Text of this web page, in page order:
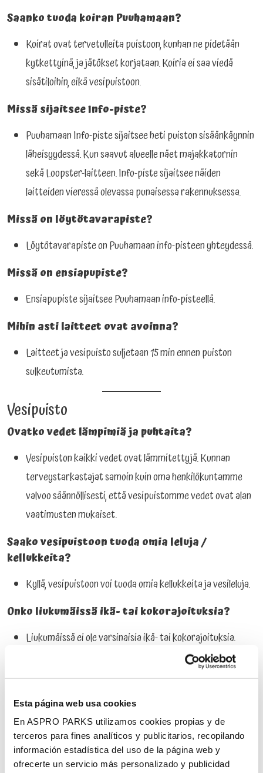
Esta página web usa cookies
En ASPRO PARKS utilizamos cookies propias y de
terceros para fines analíticos y publicitarios, recopilando
información estadística del uso de la página web y
ofrecerte un servicio más personalizado y publicidad
Saanko tuoda koiran Puuhamaan?
Koirat ovat tervetulleita puistoon, kunhan ne pidetään
kytkettyinä, ja jätökset korjataan. Koiria ei saa viedä
sisätiloihin, eikä vesipuistoon.
Missä sijaitsee Info-piste?
Puuhamaan Info-piste sijaitsee heti puiston sisäänkäynnin
läheisyydessä. Kun saavut alueelle näet majakkatornin
sekä Loopster-laitteen. Info-piste sijaitsee näiden
laitteiden vieressä olevassa punaisessa rakennuksessa.
Missä on löytötavarapiste?
Löytötavarapiste on Puuhamaan info-pisteen yhteydessä.
Missä on ensiapupiste?
Ensiapupiste sijaitsee Puuhamaan info-pisteellä.
Mihin asti laitteet ovat avoinna?
Laitteet ja vesipuisto suljetaan 15 min ennen puiston
sulkeutumista.
Vesipuisto
Ovatko vedet lämpimiä ja puhtaita?
Vesipuiston kaikki vedet ovat lämmitettyjä. Kunnan
terveystarkastajat samoin kuin oma henkilökuntamme
valvoo säännöllisesti, että vesipuistomme vedet ovat alan
vaatimusten mukaiset.
Saako vesipuistoon tuoda omia leluja /
kellukkeita?
Kyllä, vesipuistoon voi tuoda omia kellukkeita ja vesileluja.
Onko liukumäissä ikä- tai kokorajoituksia?
Liukumäissä ei ole varsinaisia ikä- tai kokorajoituksia.
Rajoituksia aiheuttaa lähinnä altaiden syvyys (max.
100cm), Aikuisen kanssa pienikin lapsi voi mennä
Miksei saunaan saa mennä uima-asu päällä?
Uima-asussasi on aina klooria ja bakteereita. Mennessäsi
lämpimään saunaan uima-asusi kanssa, haihtuu kloorivesi